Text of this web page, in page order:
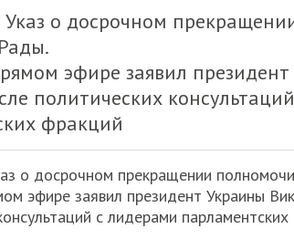
о досрочном
эфире заявил
политических
фракций
о досрочном прекращении
эфире заявил президент Украины
с лидерами